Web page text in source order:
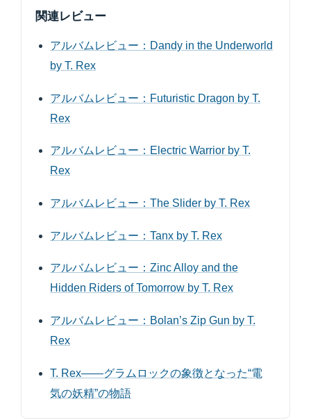
関連レビュー
アルバムレビュー：Dandy in the Underworld
by T. Rex
アルバムレビュー：Futuristic Dragon by T.
Rex
アルバムレビュー：Electric Warrior by T.
Rex
アルバムレビュー：The Slider by T. Rex
アルバムレビュー：Tanx by T. Rex
アルバムレビュー：Zinc Alloy and the
Hidden Riders of Tomorrow by T. Rex
アルバムレビュー：Bolan’s Zip Gun by T.
Rex
T. Rex――グラムロックの象徴となった“電
気の妖精”の物語